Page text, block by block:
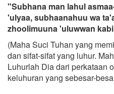
"Subhana man lahul
'ulyaa, subhaanahuu wa
zhoolimuuna 'uluwwan
(Maha Suci Tuhan yang
dan sifat-sifat yang luhur.
Luhurlah Dia dari perkataan
keluhuran yang sebesar-